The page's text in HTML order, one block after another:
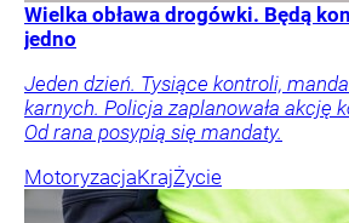
Wielka obława drogówki. Będą
jedno
Jeden dzień. Tysiące kontroli,
karnych. Policja zaplanowała akcję
Od rana posypią się mandaty.
MotoryzacjaKrajŻycie